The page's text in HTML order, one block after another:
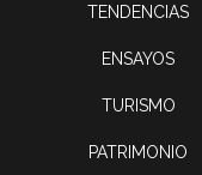
TENDENCIAS
ENSAYOS
TURISMO
PATRIMONIO